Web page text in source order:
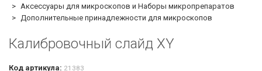
Аксессуары для микроскопов и Наборы микропрепаратов
Дополнительные принадлежности для микроскопов
Калибровочный слайд XY
Код артикула: 21383